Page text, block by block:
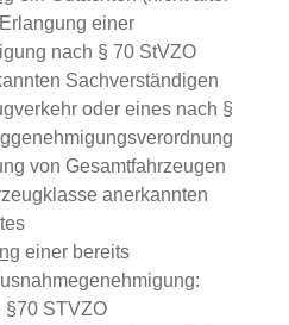
einer
nach § 70 StVZO
Sachverständigen
oder eines nach §
von Gesamtfahrzeugen
anerkannten
einer bereits
§70 STVZO